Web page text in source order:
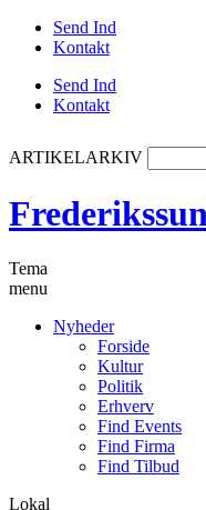
Send Ind
Kontakt
Send Ind
Kontakt
ARTIKELARKIV
Tema
menu
Nyheder
Forside
Kultur
Politik
Erhverv
Find Events
Find Firma
Find Tilbud
Lokal